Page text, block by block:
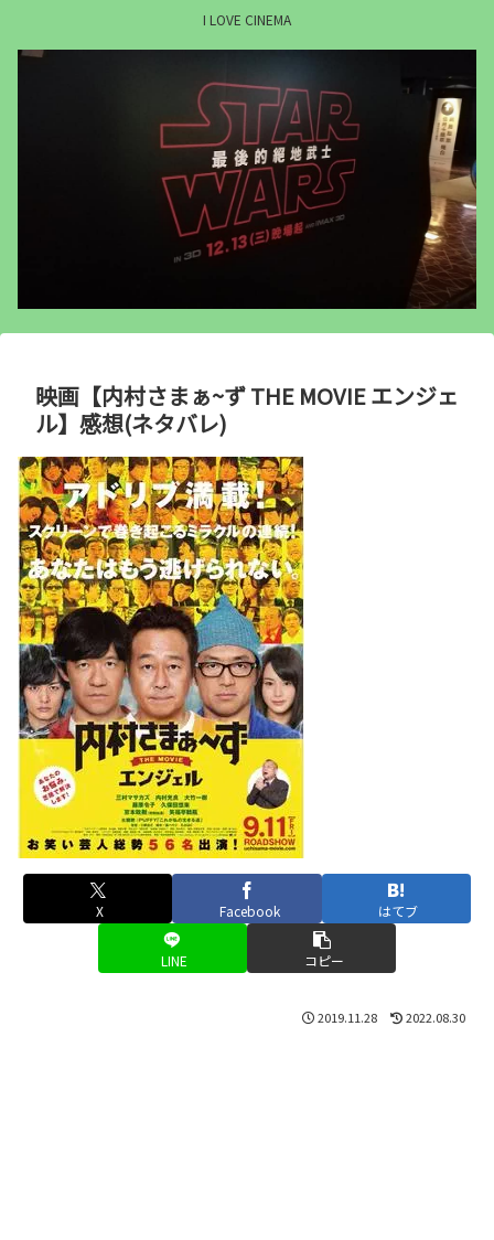
I LOVE CINEMA
映画【内村さまぁ~ず THE MOVIE エンジェ
ル】感想(ネタバレ)
X Facebook はてブ
LINE コピー
2019.11.28 2022.08.30